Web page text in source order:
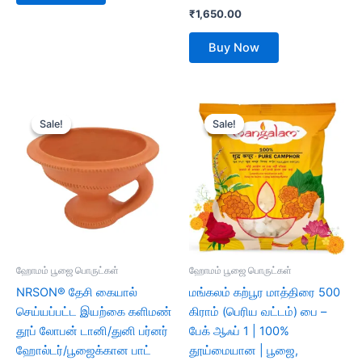
₹1,650.00
Buy Now
Sale!
Sale!
ஹோமம் பூஜை பொருட்கள்
NRSON® தேசி கையால்
செய்யப்பட்ட இயற்கை களிமண்
தூப் லோபன் டானி/துனி பர்னர்
ஹோல்டர்/பூஜைக்கான பாட்
price
was:
is:
₹198.00.
Sale!
Sale!
ஹோமம் பூஜை பொருட்கள்
மங்கலம் கற்பூர மாத்திரை 500
கிராம் (பெரிய வட்டம்) பை –
பேக் ஆஃப் 1 | 100%
தூய்மையான | பூஜை,
Original
price
was:
₹750.00.
Current
price
is:
₹713.00.